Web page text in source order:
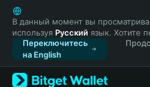
English
日本語
Tiếng Việt
Русский
Español (Latinoamérica)
Türkçe
В данный момент вы
используя Русский язык. Хотите
Переключитесь
на English